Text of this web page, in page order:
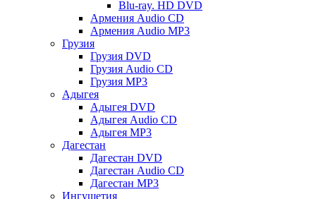
Blu-ray. HD DVD
Армения Audio CD
Армения Audio MP3
Грузия
Грузия DVD
Грузия Audio CD
Грузия MP3
Адыгея
Адыгея DVD
Адыгея Audio CD
Адыгея MP3
Дагестан
Дагестан DVD
Дагестан Audio CD
Дагестан MP3
Ингушетия